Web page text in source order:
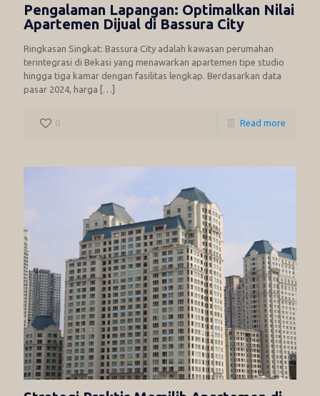
Pengalaman Lapangan: Optimalkan Nilai
Apartemen Dijual di Bassura City
Ringkasan Singkat: Bassura City adalah kawasan perumahan
terintegrasi di Bekasi yang menawarkan apartemen tipe studio
hingga tiga kamar dengan fasilitas lengkap. Berdasarkan data
pasar 2024, harga […]
0 Read more